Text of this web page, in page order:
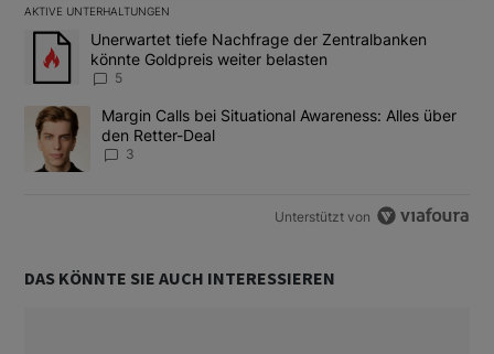
AKTIVE UNTERHALTUNGEN
Das Folgende ist eine Liste der am meisten kommentierten
Ein Trendartikel mit dem Titel "Unerwartet tiefe Nachfrage der
Unerwartet tiefe Nachfrage der Zentralbanken
könnte Goldpreis weiter belasten
5
Ein Trendartikel mit dem Titel "Margin Calls bei Situational
Margin Calls bei Situational Awareness: Alles über
den Retter-Deal
3
Unterstützt von
DAS KÖNNTE SIE AUCH INTERESSIEREN